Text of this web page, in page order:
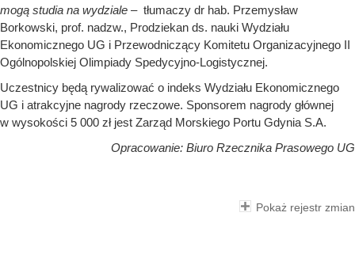
mogą studia na wydziale – tłumaczy dr hab. Przemysław
Borkowski, prof. nadzw., Prodziekan ds. nauki Wydziału
Ekonomicznego UG i Przewodniczący Komitetu Organizacyjnego II
Ogólnopolskiej Olimpiady Spedycyjno-Logistycznej.
Uczestnicy będą rywalizować o indeks Wydziału Ekonomicznego
UG i atrakcyjne nagrody rzeczowe. Sponsorem nagrody głównej
w wysokości 5 000 zł jest Zarząd Morskiego Portu Gdynia S.A.
Opracowanie: Biuro Rzecznika Prasowego UG
Pokaż rejestr zmian